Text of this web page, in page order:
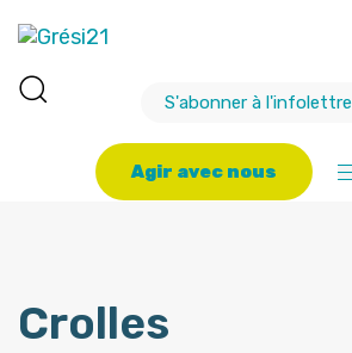
S'abonner à l'infolettre
Agir avec nous
Crolles